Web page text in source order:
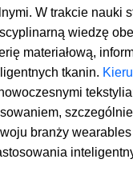
W trakcie nauki
wiedzę
materiałową,
tkanin.
branży wearables